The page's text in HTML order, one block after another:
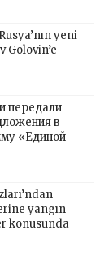
yeni
Golovin’e
передали
в
«Единой
yangın
konusunda